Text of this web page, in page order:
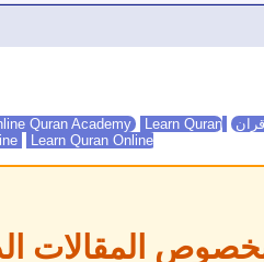
قران Quran Academy
Learn Quran
Learn Quran Online
المقالات